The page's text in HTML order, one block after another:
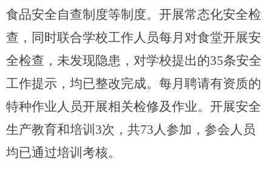
食品安全自查制度等制度。开展常态化安全检
查，同时联合学校工作人员每月对食堂开展安
全检查，未发现隐患，对学校提出的35条安全
工作提示，均已整改完成。每月聘请有资质的
特种作业人员开展相关检修及作业。开展安全
生产教育和培训 3次，共73人参加，参会人员
均已通过培训考核。